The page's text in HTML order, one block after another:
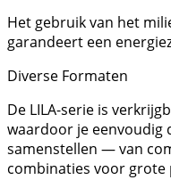
Het gebruik van het
garandeert een
Diverse Formaten
De LILA-serie is
waardoor je eenvoudig
samenstellen — van
combinaties voor grote